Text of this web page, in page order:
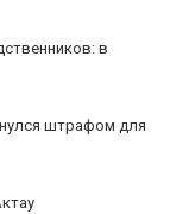
в
штрафом для